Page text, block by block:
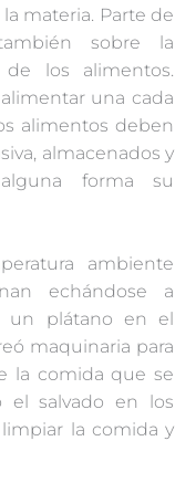
materia. Parte de
sobre la
los alimentos.
una cada
alimentos deben
almacenados y
forma su
ambiente
echándose a
un plátano en el
maquinaria para
la comida que se
el salvado en los
la comida y